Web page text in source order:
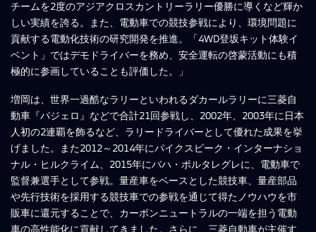
チームを2度のアジアクロスカントリーラリー優勝に導くなど輝か
しい実績を誇る。また、電動車での競技参戦により、環境問題に
貢献する電動化技術の研究開発を推進。「4WD登坂キット体験イ
ベント」ではデモドライバーを務め、安全運転の啓蒙活動にも積
極的に参画していることも評価した。」
増岡は、世界一過酷なラリーといわれるダカールラリーに三菱自
動車『パジェロ』などで合計21回参戦し、2002年、2003年に日本
人初の2連覇を飾るなど、ラリードライバーとして優れた成果を挙
げました。また2012～2014年にパイクスピーク・インターナショ
ナル・ヒルクライム、2015年にバハ・ポルタレグレに、電動車で
監督兼選手として参戦。量産車をベースとした競技車、量産部品
や先行技術を採用する競技車での参戦を通じて得たノウハウを市
販車に還元することで、カーボンニュートラルの一端を担う電動
車の高性能化に貢献してきました。さらに、三菱自動車が主催す